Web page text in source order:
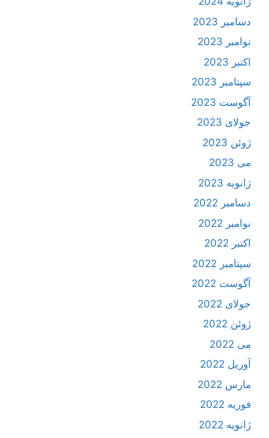
دسامبر 2023
نوامبر 2023
اکتبر 2023
سپتامبر 2023
آگوست 2023
جولای 2023
ژوئن 2023
می 2023
ژانویه 2023
دسامبر 2022
نوامبر 2022
اکتبر 2022
سپتامبر 2022
آگوست 2022
جولای 2022
ژوئن 2022
می 2022
آوریل 2022
مارس 2022
فوریه 2022
ژانویه 2022